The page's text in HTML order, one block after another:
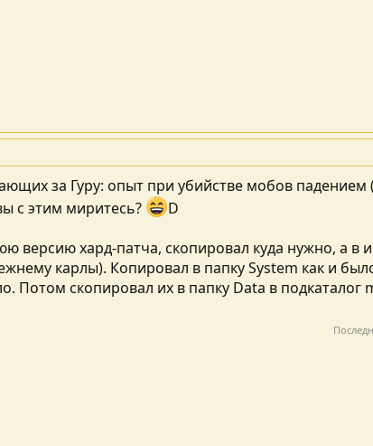
за Гуру: опыт при убийстве мобов падением
с этим миритесь?
D
версию хард-патча, скопировал куда нужно, а в
карлы). Копировал в папку System как и
Потом скопировал их в папку Data в подкаталог